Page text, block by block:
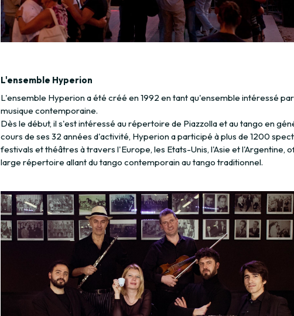
L'ensemble Hyperion
L'ensemble Hyperion a été créé en 1992 en tant qu'ensemble intéressé
musique contemporaine.
Dès le début, il s'est intéressé au répertoire de Piazzolla et au tango en
cours de ses 32 années d'activité, Hyperion a participé à plus de 1200
festivals et théâtres à travers l'Europe, les Etats-Unis, l'Asie et l'Argentine,
large répertoire allant du tango contemporain au tango traditionnel.